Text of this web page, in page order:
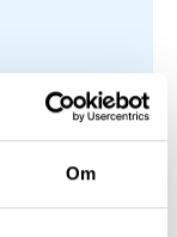
Om